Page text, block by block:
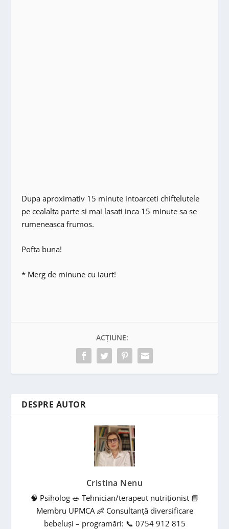
Dupa aproximativ 15 minute intoarceti chiftelutele
pe cealalta parte si mai lasati inca 15 minute sa se
rumeneasca frumos.
Pofta buna!
* Merg de minune cu iaurt!
ACȚIUNE:
DESPRE AUTOR
Cristina Nenu
🧠 Psiholog 🥗 Tehnician/terapeut nutriționist 📘
Membru UPMCA 👶 Consultanță diversificare
bebeluși – programări: 📞 0754 912 815